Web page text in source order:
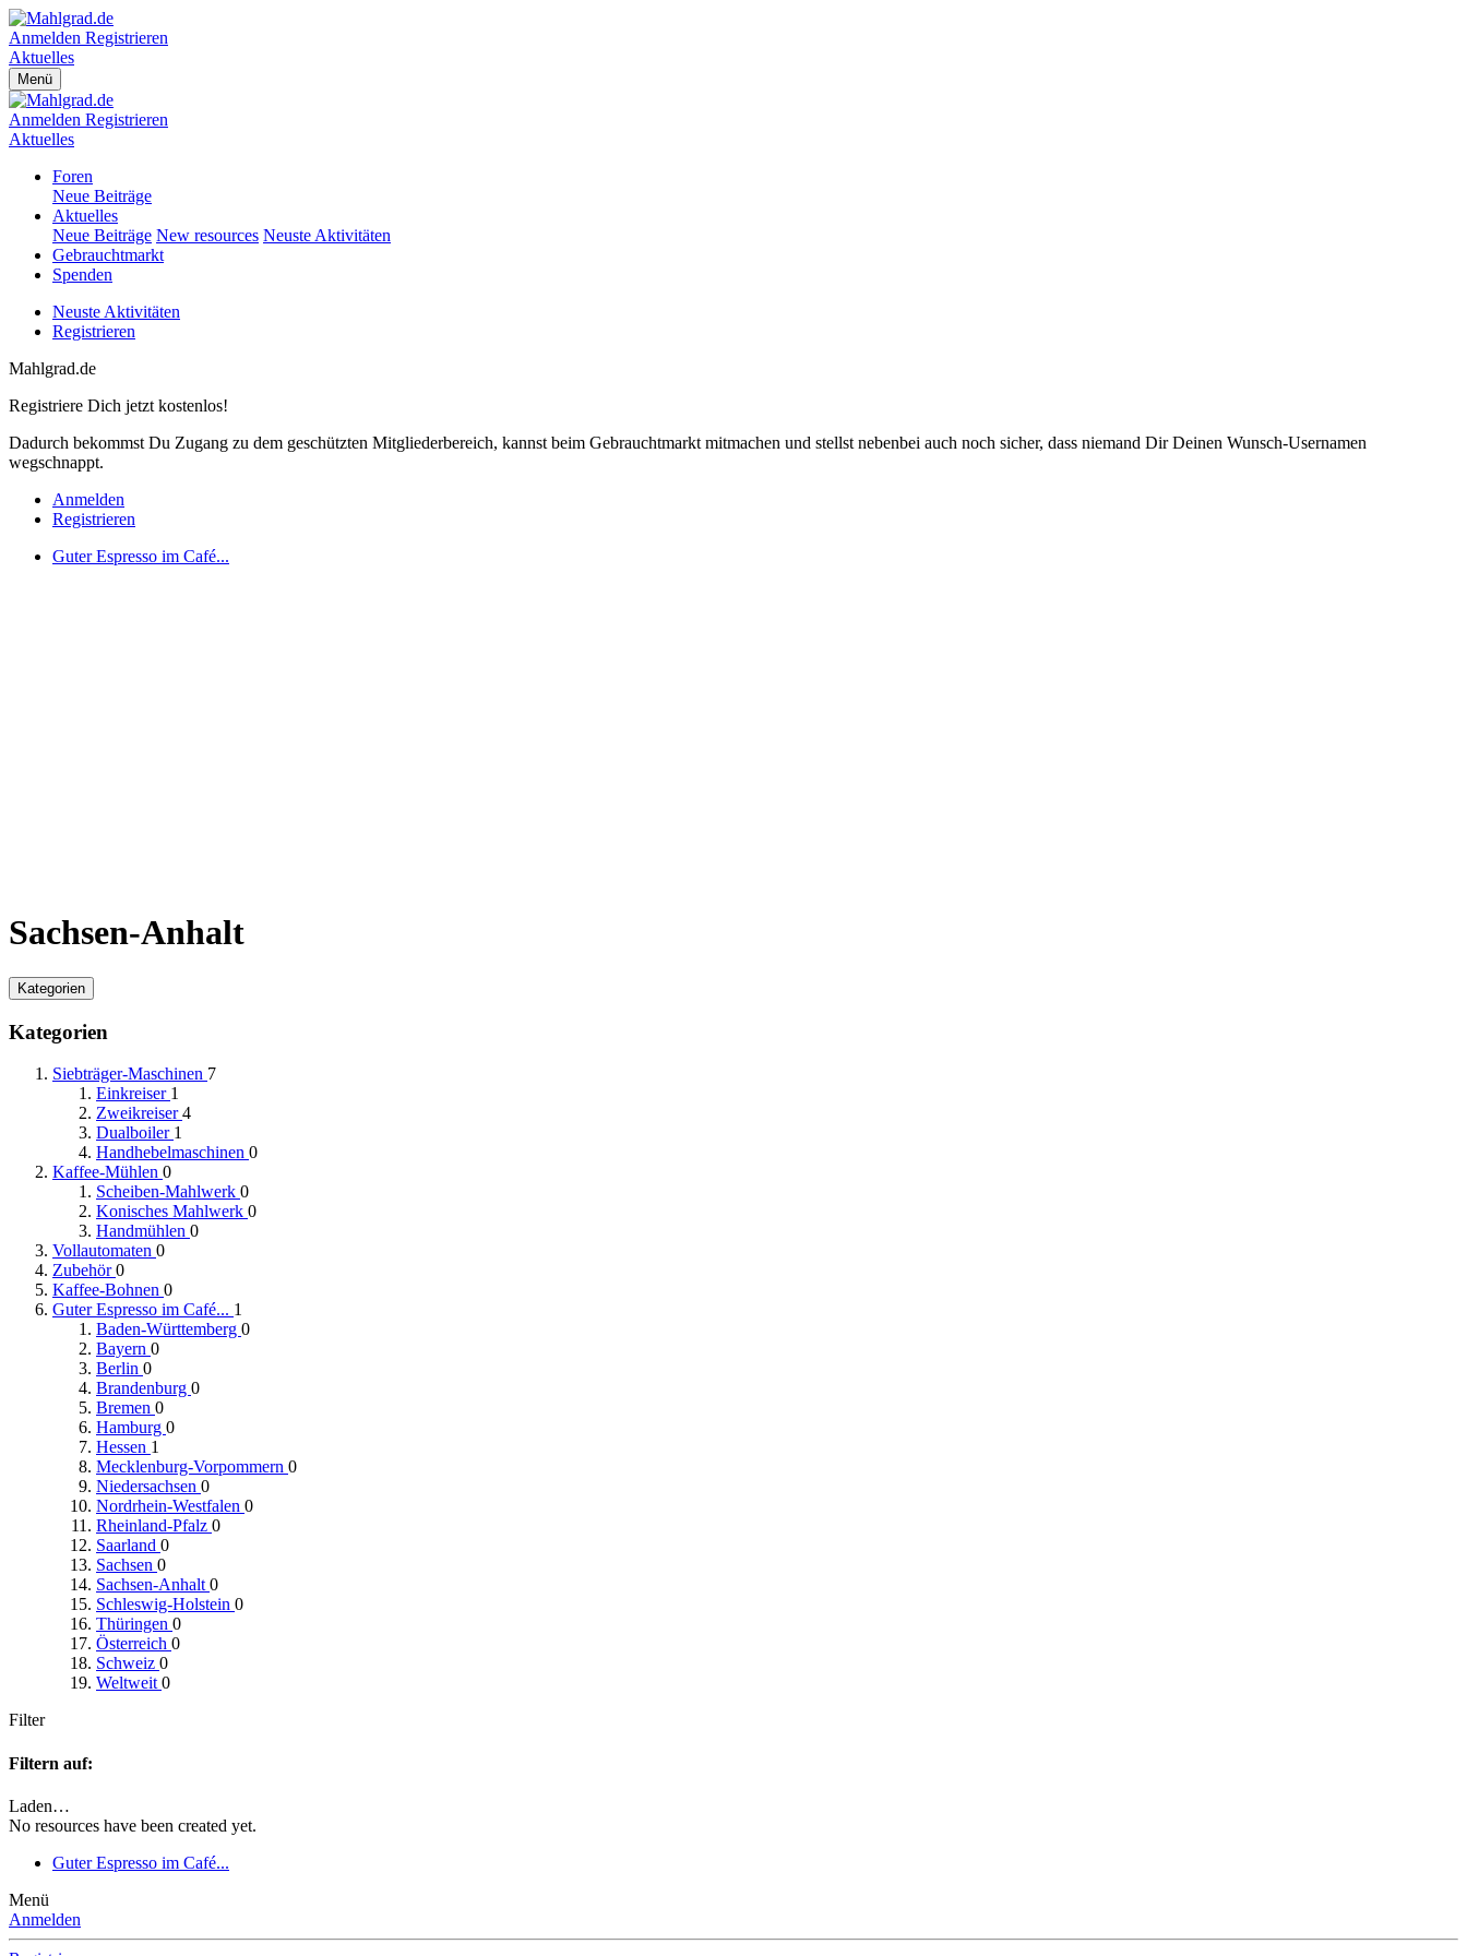
Anmelden Registrieren
Aktuelles
Menü
Anmelden Registrieren
Aktuelles
Foren
Neue Beiträge
Aktuelles
Neue Beiträge New resources Neuste Aktivitäten
Gebrauchtmarkt
Spenden
Neuste Aktivitäten
Registrieren
Mahlgrad.de
Registriere Dich jetzt kostenlos!
Dadurch bekommst Du Zugang zu dem geschützten Mitgliederbereich, kannst beim Gebrauchtmarkt mitmachen und stellst nebenbei auch noch sicher, dass niemand Dir Deinen Wunsch-Usernamen
wegschnappt.
Anmelden
Registrieren
Guter Espresso im Café...
Sachsen-Anhalt
Kategorien
Kategorien
Siebträger-Maschinen 7
Einkreiser 1
Zweikreiser4
Dualboiler 1
Handhebelmaschinen 0
Kaffee-Mühlen 0
Scheiben-Mahlwerk 0
Konisches Mahlwerk 0
Handmühlen 0
Vollautomaten 0
Zubehör0
Kaffee-Bohnen 0
Guter Espresso im Café... 1
Baden-Württemberg 0
Bayern 0
Berlin 0
Brandenburg 0
Bremen 0
Hamburg 0
Hessen 1
Mecklenburg-Vorpommern 0
Niedersachsen 0
Nordrhein-Westfalen 0
Rheinland-Pfalz 0
Saarland 0
Sachsen 0
Sachsen-Anhalt 0
Schleswig-Holstein 0
Thüringen 0
Österreich 0
Schweiz 0
Weltweit 0
Filter
Filtern auf:
Laden…
No resources have been created yet.
Guter Espresso im Café...
Menü
Anmelden